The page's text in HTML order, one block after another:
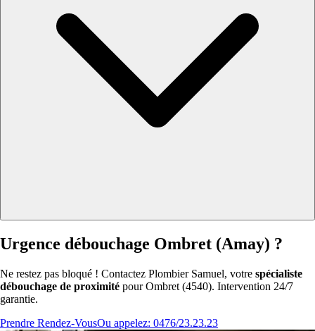
Urgence débouchage Ombret (Amay) ?
Ne restez pas bloqué ! Contactez Plombier Samuel, votre spécialiste
débouchage de proximité pour Ombret (4540). Intervention 24/7
garantie.
Prendre Rendez-VousOu appelez: 0476/23.23.23